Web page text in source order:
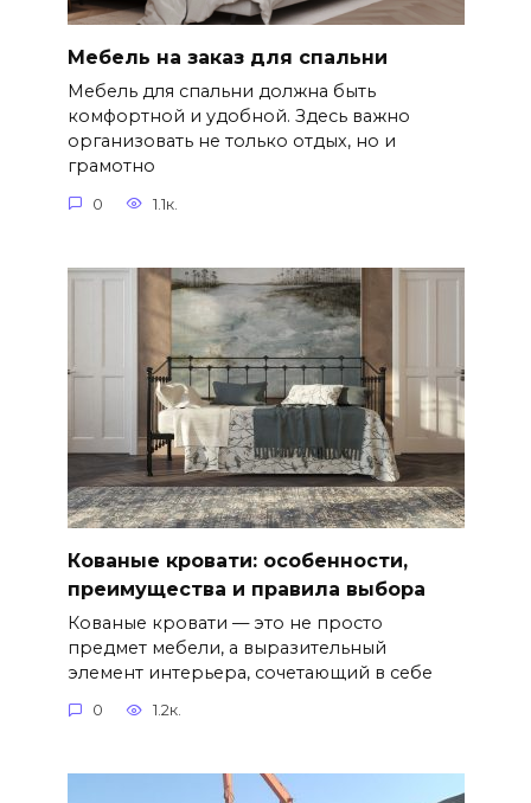
Мебель на заказ для спальни
Мебель для спальни должна быть
комфортной и удобной. Здесь важно
организовать не только отдых, но и
грамотно
0 1.1к.
Кованые кровати: особенности,
преимущества и правила выбора
Кованые кровати — это не просто
предмет мебели, а выразительный
элемент интерьера, сочетающий в себе
0 1.2к.